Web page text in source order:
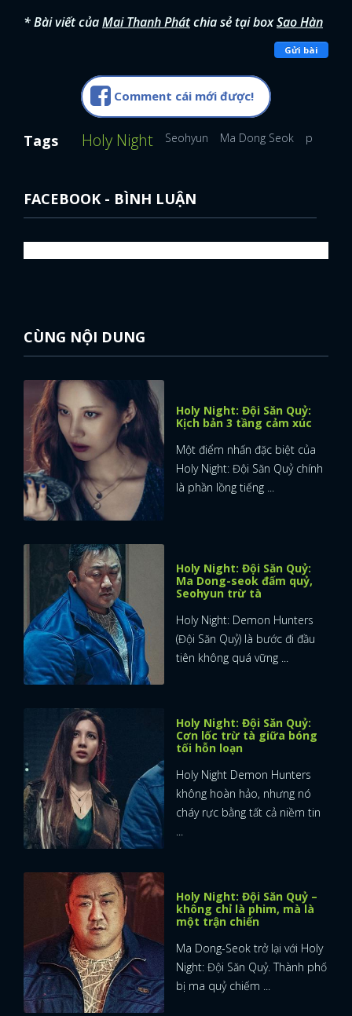
* Bài viết củaMai Thanh Phátchia sẻ tại boxSao Hàn
Gửi bài
Comment cái mới được!
Tags Holy Night Seohyun Ma Dong Seok phim
FACEBOOK - BÌNH LUẬN
CÙNG NỘI DUNG
Holy Night: Đội Săn Quỷ:
Kịch bản 3 tầng cảm xúc
Một điểm nhấn đặc biệt của
Holy Night: Đội Săn Quỷ chính
là phần lồng tiếng ...
Holy Night: Đội Săn Quỷ:
Ma Dong-seok đấm quỷ,
Seohyun trừ tà
Holy Night: Demon Hunters
(Đội Săn Quỷ) là bước đi đầu
tiên không quá vững ...
Holy Night: Đội Săn Quỷ:
Cơn lốc trừ tà giữa bóng
tối hỗn loạn
Holy Night Demon Hunters
không hoàn hảo, nhưng nó
cháy rực bằng tất cả niềm tin
...
Holy Night: Đội Săn Quỷ –
không chỉ là phim, mà là
một trận chiến
Ma Dong-Seok trở lại với Holy
Night: Đội Săn Quỷ. Thành phố
bị ma quỷ chiếm ...